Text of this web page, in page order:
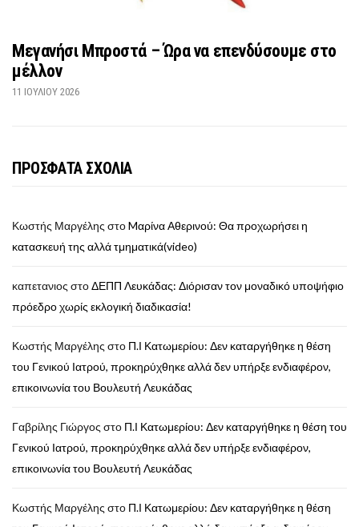
Μεγανήσι Μπροστά – Ώρα να επενδύσουμε στο
μέλλον
11 ΙΟΥΛΊΟΥ 2026
ΠΡΟΣΦΑΤΑ ΣΧΟΛΙΑ
Κωστής Μαργέλης στοMαρίνα Αθερινού: Θα προχωρήσει η
κατασκευή της αλλά τμηματικά(video)
καπετανιος στοΔΕΠΠ Λευκάδας: Διόρισαν τον μοναδικό υποψήφιο
πρόεδρο χωρίς εκλογική διαδικασία!
Κωστής Μαργέλης στο Π.Ι Κατωμερίου: Δεν καταργήθηκε η θέση
του Γενικού Ιατρού, προκηρύχθηκε αλλά δεν υπήρξε ενδιαφέρον,
επικοινωνία του Βουλευτή Λευκάδας
Γαβρίλης Γιώργος στο Π.Ι Κατωμερίου: Δεν καταργήθηκε η θέση του
Γενικού Ιατρού, προκηρύχθηκε αλλά δεν υπήρξε ενδιαφέρον,
επικοινωνία του Βουλευτή Λευκάδας
Κωστής Μαργέλης στο Π.Ι Κατωμερίου: Δεν καταργήθηκε η θέση